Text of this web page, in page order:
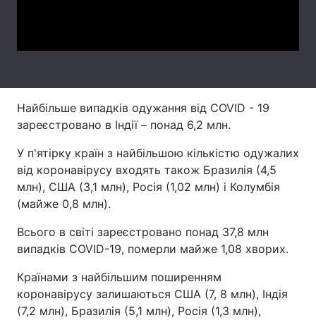
Найбільше випадків одужання від COVID - 19
зареєстровано в Індії – понад 6,2 млн.
У п'ятірку країн з найбільшою кількістю одужалих
від коронавірусу входять також Бразилія (4,5
млн), США (3,1 млн), Росія (1,02 млн) і Колумбія
(майже 0,8 млн).
Всього в світі зареєстровано понад 37,8 млн
випадків COVID-19, померли майже 1,08 хворих.
Країнами з найбільшим поширенням
коронавірусу залишаються США (7, 8 млн), Індія
(7,2 млн), Бразилія (5,1 млн), Росія (1,3 млн),